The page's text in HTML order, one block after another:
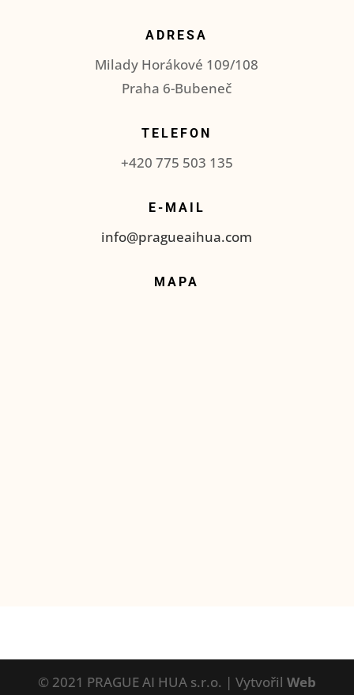
ADRESA
Milady Horákové 109/108
Praha 6-Bubeneč
TELEFON
+420 775 503 135
E-MAIL
info@pragueaihua.com
MAPA
© 2021 PRAGUE AI HUA s.r.o. | Vytvořil Web